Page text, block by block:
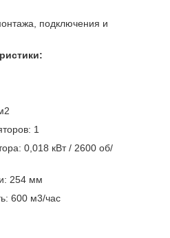
подключения и
2
1
0,018 кВт / 2600 об/
254 мм
600 м3/час